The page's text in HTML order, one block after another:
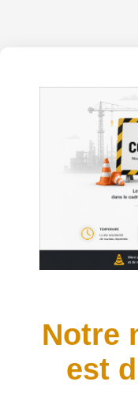
Notre
est